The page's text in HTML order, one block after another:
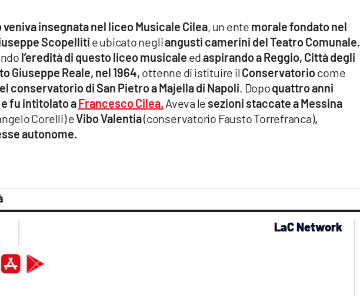
veniva insegnata nel liceo Musicale Cilea, un ente morale fondato nel
Scopelliti e ubicato negliangusti camerini del Teatro Comunale.
l’eredità di questo liceo musicale edaspirando a Reggio, Città degli
Giuseppe Reale, nel 1964, ottenne di istituire il Conservatoriocome
conservatorio di San Pietro a Majella di Napoli. Dopoquattro anni
fu intitolato aFrancesco Cilea. Aveva le sezioni staccate a Messina
Corelli) eVibo Valentia(conservatorio Fausto Torrefranca),
autonome.
LaC Network